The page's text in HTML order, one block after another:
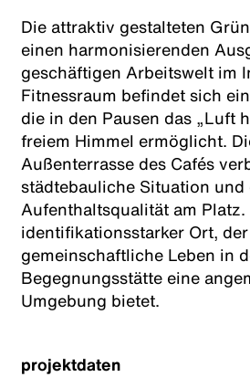
Die attraktiv gestalteten
einen harmonisierenden
geschäftigen Arbeitswelt im
Fitnessraum befindet sich
die in den Pausen das „Luft
freiem Himmel ermöglicht.
Außenterrasse des Cafés
städtebauliche Situation und
Aufenthaltsqualität am
identifikationsstarker Ort,
gemeinschaftliche Leben in
Begegnungsstätte eine
Umgebung bietet.
projektdaten